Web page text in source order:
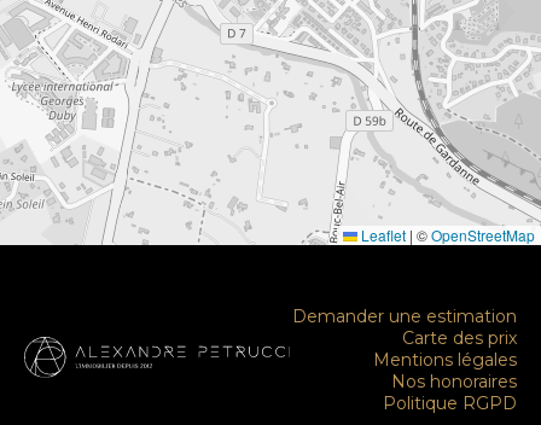
Leaflet | ©OpenStreetMap
Demander une estimation
Carte des prix
Mentions légales
Nos honoraires
Politique RGPD